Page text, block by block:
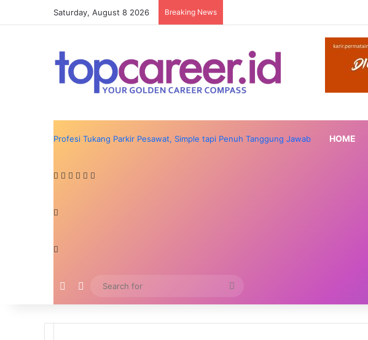
Saturday, August 8 2026 Breaking News
Profesi Tukang Parkir Pesawat, Simple tapi Penuh Tanggung Jawab
Facebook
X LinkedIn
Messenger
Messenger
post
HOME
Random Article
Switch skin
Search
for